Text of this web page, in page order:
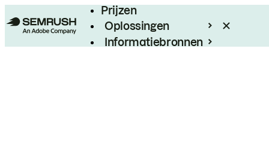
Prijzen
Oplossingen
Informatiebronnen